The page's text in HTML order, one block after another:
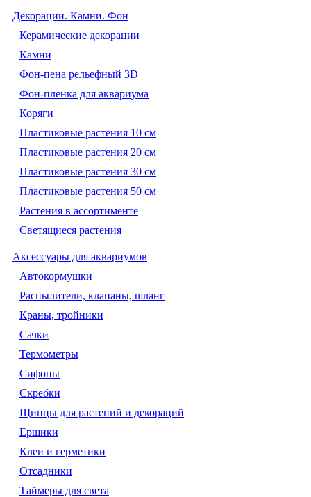
Декорации. Камни. Фон
Керамические декорации
Камни
Фон-пена рельефный 3D
Фон-пленка для аквариума
Коряги
Пластиковые растения 10 см
Пластиковые растения 20 см
Пластиковые растения 30 см
Пластиковые растения 50 см
Растения в ассортименте
Светящиеся растения
Аксессуары для аквариумов
Автокормушки
Распылители, клапаны, шланг
Краны, тройники
Сачки
Термометры
Сифоны
Скребки
Щипцы для растений и декораций
Ершики
Клеи и герметики
Отсадники
Таймеры для света